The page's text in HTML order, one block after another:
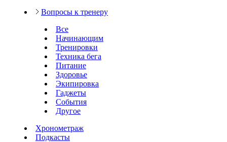
Вопросы к тренеру
Все
Начинающим
Тренировки
Техника бега
Питание
Здоровье
Экипировка
Гаджеты
События
Другое
Хронометраж
Подкасты